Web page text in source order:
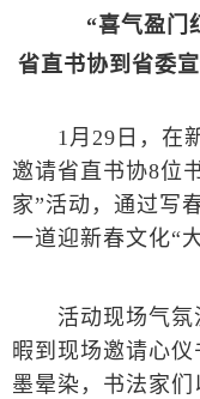
“喜气盈门
省直书协到省委
1月29日，在新
邀请省直书协8位
家”活动，通过写
一道迎新春文化“大
活动现场气氛
暇到现场邀请心
墨晕染，书法家